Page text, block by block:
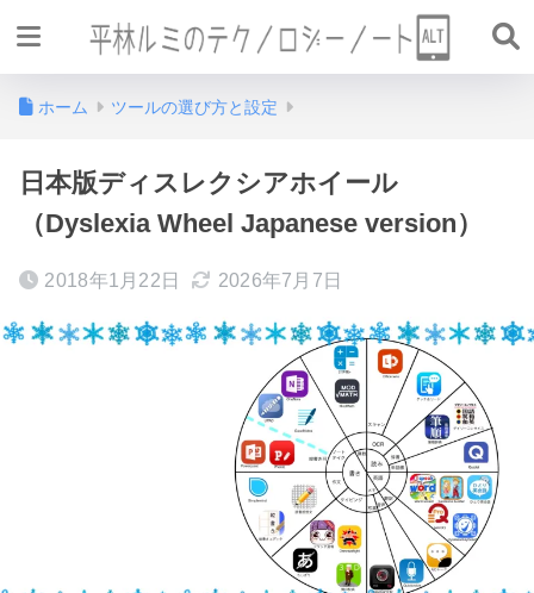
ホーム ツールの選び方と設定
日本版ディスレクシアホイール
（Dyslexia Wheel Japanese version）
2018年1月22日 2026年7月7日